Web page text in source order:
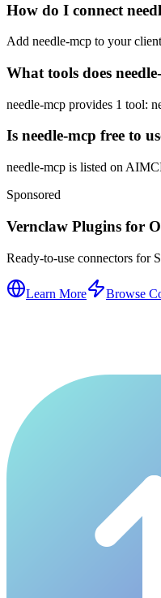
How do I connect
Add needle-mcp to your
What tools does
needle-mcp provides 1 tool:
Is needle-mcp free to
needle-mcp is listed on
Sponsored
Vernclaw Plugins for
Ready-to-use connectors for
Learn More Browse